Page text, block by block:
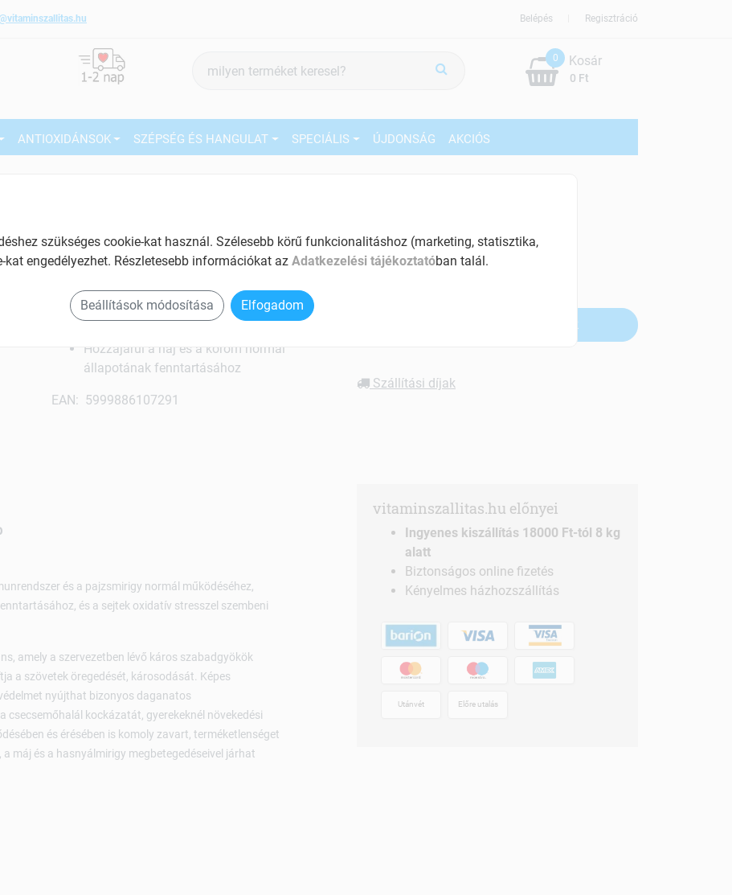
Regisztráció
Belépés
keresés
0
0 Ft
Kosár
ANTIOXIDÁNSOK SZÉPSÉG ÉS HANGULAT SPECIÁLIS ÚJDONSÁG AKCIÓS
Immunrendszer erősítő tabletta
Tartalom: 60 db
Jótékony hatással van a pajzsmirigy
Hozzájárul a haj és a köröm normál
állapotának fenntartásához
EAN: 5999886107291
Készletinformáció:
Szállítási díjak
és a pajzsmirigy normál működéséhez,
és a sejtek oxidatív stresszel szembeni
amely a szervezetben lévő káros szabadgyökök
a szövetek öregedését, károsodását. Képes
nyújthat bizonyos daganatos
csecsemőhalál kockázatát, gyerekeknél növekedési
és érésében is komoly zavart, terméketlenséget
máj és a hasnyálmirigy megbetegedéseivel járhat
vitaminszallitas.hu előnyei
Ingyenes kiszállítás 18000 Ft-tól 8 kg
alatt
Biztonságos online fizetés
Kényelmes házhozszállítás
Utánvét Előre utalás
szükséges cookie-kat használ. Szélesebb körű funkcionalitáshoz (marketing, statisztika,
engedélyezhet. Részletesebb információkat az Adatkezelési tájékoztatóban talál.
Beállítások módosítása Elfogadom